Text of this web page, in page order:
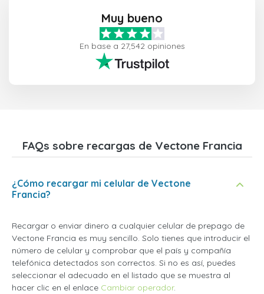
Muy bueno
En base a 27,542 opiniones
FAQs sobre recargas de Vectone Francia
¿Cómo recargar mi celular de Vectone
Francia?
Recargar o enviar dinero a cualquier celular de prepago de
Vectone Francia es muy sencillo. Solo tienes que introducir el
número de celular y comprobar que el país y compañía
telefónica detectados son correctos. Si no es así, puedes
seleccionar el adecuado en el listado que se muestra al
hacer clic en el enlace Cambiar operador.